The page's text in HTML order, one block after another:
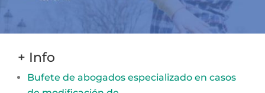
+ Info
Bufete de abogados especializado en casos